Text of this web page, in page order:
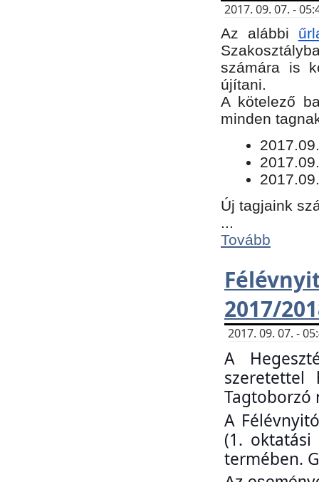
2017. 09. 07. -
Az alábbi
számára is
újítani.
​A kötelező
minden
Új tagjaink
Tovább
2017/
2017. 09. 07. -
A
Tagtoborzó
A
(1. oktatási
termében.